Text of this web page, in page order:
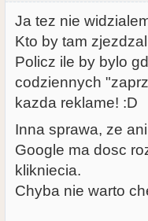
Ja tez nie
Kto by tam
Policz ile by bylo
codziennych
kazda reklame! :D
Inna sprawa, ze
Google ma dosc
klikniecia.
Chyba nie warto